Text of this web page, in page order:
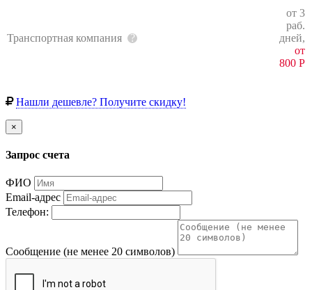
Транспортная компания
от 3
раб.
дней,
от
800 Р
Нашли дешевле? Получите скидку!
×
Запрос счета
ФИО
Email-адрес
Телефон:
Сообщение (не менее 20 символов)